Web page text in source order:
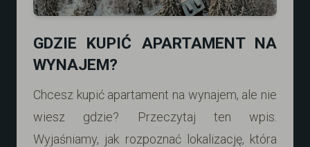
GDZIE KUPIĆ APARTAMENT NA
WYNAJEM?
Chcesz kupić apartament na wynajem, ale nie
wiesz gdzie? Przeczytaj ten wpis.
Wyjaśniamy, jak rozpoznać lokalizację, która